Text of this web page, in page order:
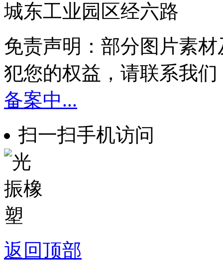
城东工业园区经六路
免责声明：部分图片素
犯您的权益，请联系我
备案中...
扫一扫手机访问
返回顶部